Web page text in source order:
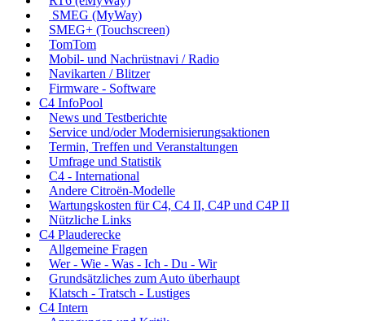
SMEG (MyWay)
SMEG+ (Touchscreen)
TomTom
Mobil- und Nachrüstnavi / Radio
Navikarten / Blitzer
Firmware - Software
C4 InfoPool
News und Testberichte
Service und/oder Modernisierungsaktionen
Termin, Treffen und Veranstaltungen
Umfrage und Statistik
C4 - International
Andere Citroën-Modelle
Wartungskosten für C4, C4 II, C4P und C4P II
Nützliche Links
C4 Plauderecke
Allgemeine Fragen
Wer - Wie - Was - Ich - Du - Wir
Grundsätzliches zum Auto überhaupt
Klatsch - Tratsch - Lustiges
C4 Intern